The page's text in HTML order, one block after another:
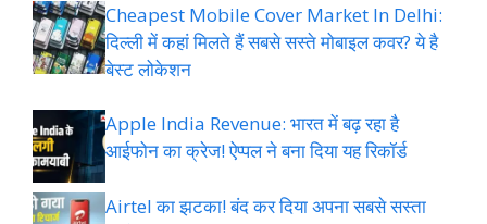
Cheapest Mobile Cover Market In Delhi:
दिल्ली में कहां मिलते हैं सबसे सस्ते मोबाइल कवर? ये है
बेस्ट लोकेशन
Apple India Revenue: भारत में बढ़ रहा है
आईफोन का क्रेज! ऐप्पल ने बना दिया यह रिकॉर्ड
Airtel का झटका! बंद कर दिया अपना सबसे सस्ता